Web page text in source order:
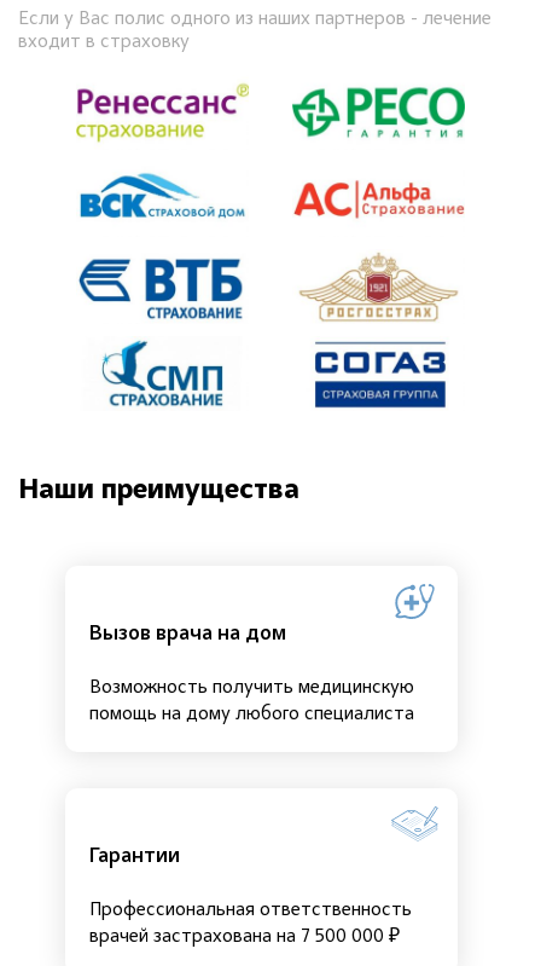
Если у Вас полис одного из наших партнеров - лечение
входит в страховку
Наши преимущества
Вызов врача на дом
Возможность получить медицинскую
помощь на дому любого специалиста
Гарантии
Профессиональная ответственность
врачей застрахована на 7 500 000 ₽